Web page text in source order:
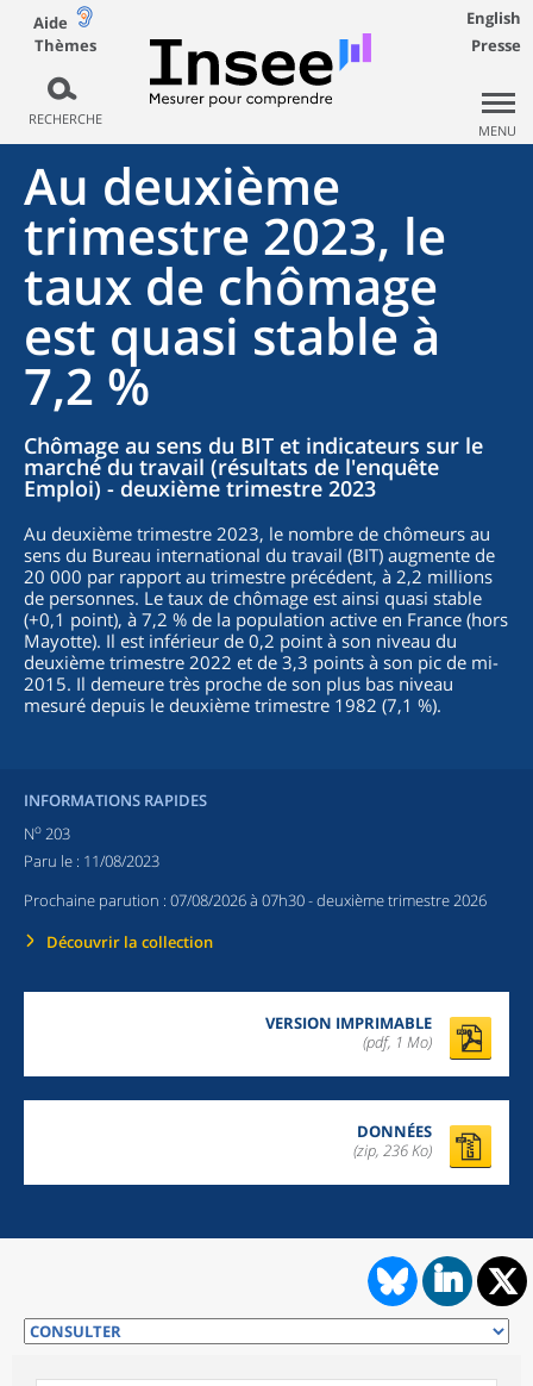
Aide
Thèmes
RECHERCHE
English
Presse
MENU
Au deuxième
trimestre 2023, le
taux de chômage
est quasi stable à
7,2 %
Chômage au sens du BIT et indicateurs sur le
marché du travail (résultats de l'enquête
Emploi) - deuxième trimestre 2023
Au deuxième trimestre 2023, le nombre de chômeurs au
sens du Bureau international du travail (BIT) augmente de
20 000 par rapport au trimestre précédent, à 2,2 millions
de personnes. Le taux de chômage est ainsi quasi stable
(+0,1 point), à 7,2 % de la population active en France (hors
Mayotte). Il est inférieur de 0,2 point à son niveau du
deuxième trimestre 2022 et de 3,3 points à son pic de mi-
2015. Il demeure très proche de son plus bas niveau
mesuré depuis le deuxième trimestre 1982 (7,1 %).
INFORMATIONS RAPIDES
No 203
Paru le : 11/08/2023
Prochaine parution : 07/08/2026 à 07h30- deuxième trimestre 2026
Découvrir la collection
VERSION IMPRIMABLE
(pdf, 1 Mo)
DONNÉES
(zip, 236 Ko)